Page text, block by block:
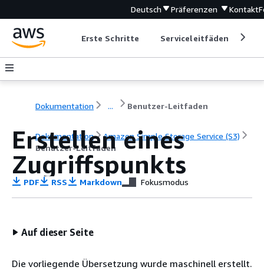
Deutsch Präferenzen Kontakt
Erste Schritte Serviceleitfäden
Dokumentation ... Benutzer-Leitfaden
Dokumentation
Amazon Simple Storage Service (S3)
Benutzer-Leitfaden
Erstellen eines
Zugriffspunkts
PDF RSS Markdown Fokusmodus
Auf dieser Seite
Die vorliegende Übersetzung wurde maschinell erstellt.